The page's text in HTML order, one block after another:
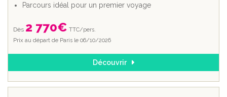
Parcours idéal pour un premier voyage
Dès 2 770€ TTC/pers.
Prix au départ de Paris le 06/10/2026
Découvrir